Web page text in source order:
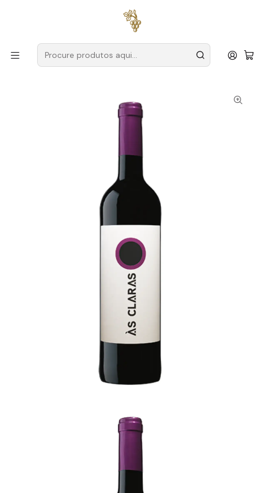
para encomendas a partir de
Produtores Algarve
João Clara
João Clara Às Claras 2021 Algarve Tinto 75cl